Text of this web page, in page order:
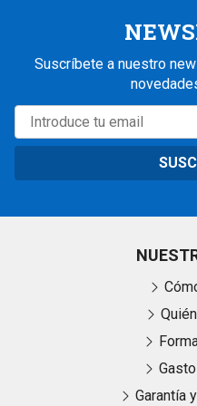
Suscríbete a nuestro
Garantía